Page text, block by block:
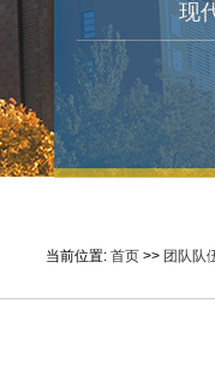
现
当前位置: 首页 >> 团队队